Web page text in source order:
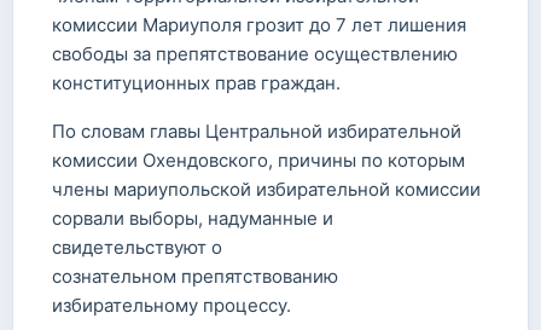
комиссии Мариуполя грозит до 7 лет лишения
свободы за препятствование осуществлению
конституционных прав граждан.
По словам главы Центральной избирательной
комиссии Охендовского, причины по которым
члены мариупольской избирательной комиссии
сорвали выборы, надуманные и
свидетельствуют о
сознательном препятствованию
избирательному процессу.